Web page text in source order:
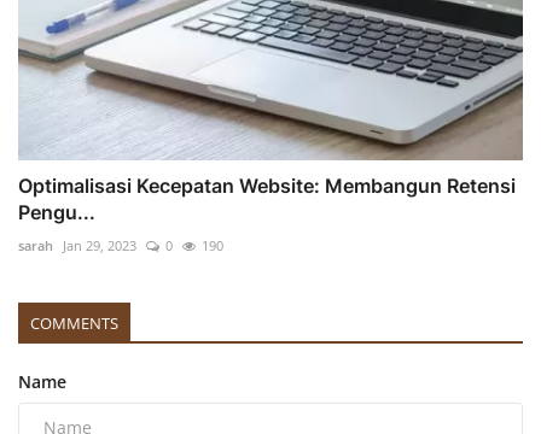
Optimalisasi Kecepatan Website: Membangun Retensi
Pengu...
sarah Jan 29, 2023 0 190
COMMENTS
Name